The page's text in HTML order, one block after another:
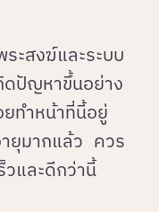
ะสงฆ์และระบบ
ดปัญหาขึ้นอย่าง
ทำหน้าที่นี้อยู่
ยุมากแล้ว ควร
วและดีกว่านี้